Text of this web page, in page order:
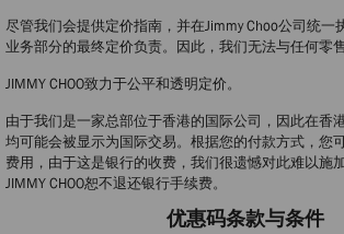
尽管我们会提供定价指南，并在Jimmy Choo公司统一
业务部分的最终定价负责。因此，我们无法与任何零
JIMMY CHOO致力于公平和透明定价。
由于我们是一家总部位于香港的国际公司，因此在香
均可能会被显示为国际交易。根据您的付款方式，您
费用，由于这是银行的收费，我们很遗憾对此难以施
JIMMY CHOO恕不退还银行手续费。
优惠码条款与条件